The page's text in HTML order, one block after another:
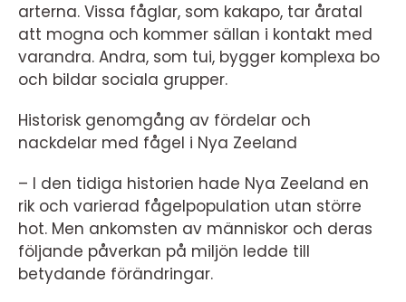
arterna. Vissa fåglar, som kakapo, tar åratal
att mogna och kommer sällan i kontakt med
varandra. Andra, som tui, bygger komplexa bo
och bildar sociala grupper.
Historisk genomgång av fördelar och
nackdelar med fågel i Nya Zeeland
– I den tidiga historien hade Nya Zeeland en
rik och varierad fågelpopulation utan större
hot. Men ankomsten av människor och deras
följande påverkan på miljön ledde till
betydande förändringar.